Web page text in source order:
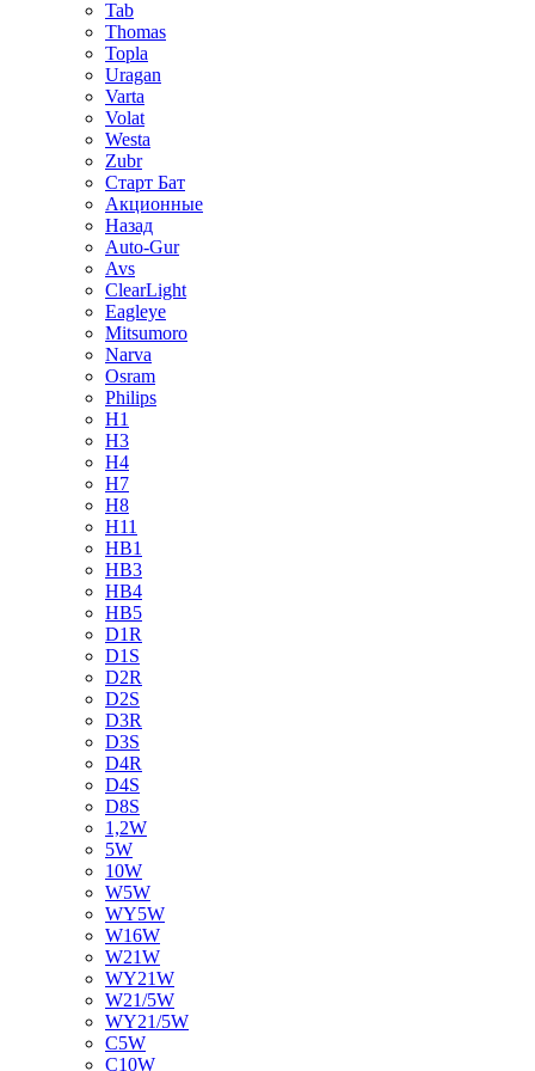
Tab
Thomas
Topla
Uragan
Varta
Volat
Westa
Zubr
Старт Бат
Акционные
Назад
Auto-Gur
Avs
ClearLight
Eagleye
Mitsumoro
Narva
Osram
Philips
H1
H3
H4
H7
H8
H11
HB1
HB3
HB4
HB5
D1R
D1S
D2R
D2S
D3R
D3S
D4R
D4S
D8S
1,2W
5W
10W
W5W
WY5W
W16W
W21W
WY21W
W21/5W
WY21/5W
C5W
C10W